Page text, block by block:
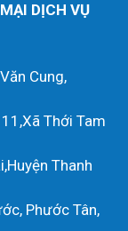
DỊCH VỤ
Cung,
Thới Tam
Thanh
Phước Tân,